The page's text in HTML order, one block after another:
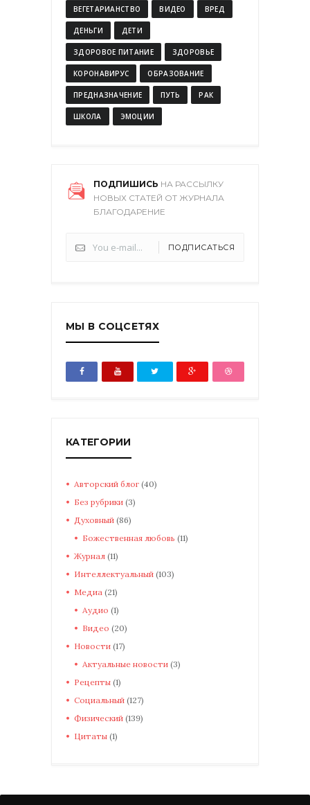
ВЕГЕТАРИАНСТВО ВИДЕО ВРЕД
ДЕНЬГИ ДЕТИ
ЗДОРОВОЕ ПИТАНИЕ ЗДОРОВЬЕ
КОРОНАВИРУС ОБРАЗОВАНИЕ
ПРЕДНАЗНАЧЕНИЕ ПУТЬ РАК
ШКОЛА ЭМОЦИИ
ПОДПИШИСЬ НА РАССЫЛКУ
НОВЫХ СТАТЕЙ ОТ ЖУРНАЛА
БЛАГОДАРЕНИЕ
ПОДПИСАТЬСЯ
МЫ В СОЦСЕТЯХ
КАТЕГОРИИ
Авторский блог (40)
Без рубрики (3)
Духовный (86)
Божественная любовь (11)
Журнал (11)
Интеллектуальный (103)
Медиа (21)
Аудио (1)
Видео (20)
Новости (17)
Актуальные новости (3)
Рецепты (1)
Социальный (127)
Физический (139)
Цитаты (1)